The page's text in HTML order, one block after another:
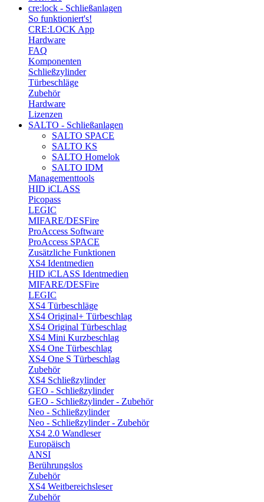
cre:lock - Schließanlagen
So funktioniert's!
CRE:LOCK App
Hardware
FAQ
Komponenten
Schließzylinder
Türbeschläge
Zubehör
Hardware
Lizenzen
SALTO - Schließanlagen
SALTO SPACE
SALTO KS
SALTO Homelok
SALTO IDM
Managementtools
HID iCLASS
Picopass
LEGIC
MIFARE/DESFire
ProAccess Software
ProAccess SPACE
Zusätzliche Funktionen
XS4 Identmedien
HID iCLASS Identmedien
MIFARE/DESFire
LEGIC
XS4 Türbeschläge
XS4 Original+ Türbeschlag
XS4 Original Türbeschlag
XS4 Mini Kurzbeschlag
XS4 One Türbeschlag
XS4 One S Türbeschlag
Zubehör
XS4 Schließzylinder
GEO - Schließzylinder
GEO - Schließzylinder - Zubehör
Neo - Schließzylinder
Neo - Schließzylinder - Zubehör
XS4 2.0 Wandleser
Europäisch
ANSI
Berührungslos
Zubehör
XS4 Weitbereichsleser
Zubehör